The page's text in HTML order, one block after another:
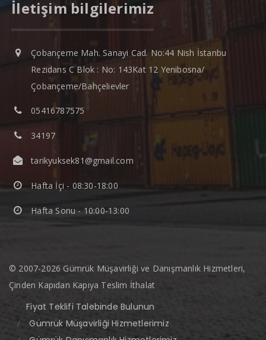
Tebliğler
Dahilde İşleme Rejimi
Gündem de Bugün
Gümrük Haberleri
Gümrük Duyuruları
İletişim bilgilerimiz
Çobançeme Mah. Sanayi Cad. No:44 Nish İstanbu
Rezidans C Blok : No: 143Kat 12 Yenibosna/
Çobançeme/Bahçelievler
05416787575
34197
tarikyuksek81@gmail.com
Hafta İçi - 08:30-18:00
Hafta Sonu - 10:00-13:00
© 2007-2026 Gümrük Müşavirliği ve Danışmanlık Hizmetleri,
Çinden Kapıdan Kapıya Teslim İthalat
Fiyat Teklifi Talebinde Bulunun
Gümrük Müşavirliği Hizmetlerimiz